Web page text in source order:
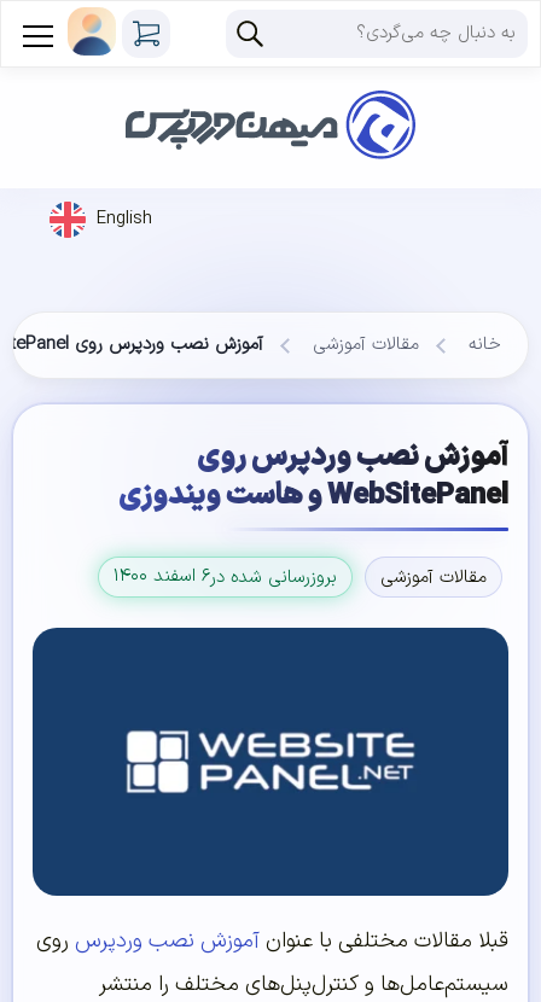
English
خانه مقالات آموزشی آموزش نصب وردپرس روی WebSitePanel و هاست ویندوزی
آموزش نصب وردپرس روی
WebSitePanel و هاست ویندوزی
مقالات آموزشی بروزرسانی شده در۶ اسفند ۱۴۰۰
قبلا مقالات مختلفی با عنوانآموزش نصب وردپرس روی
سیستم‌عامل‌ها و کنترل‌پنل‌های مختلف را منتشر